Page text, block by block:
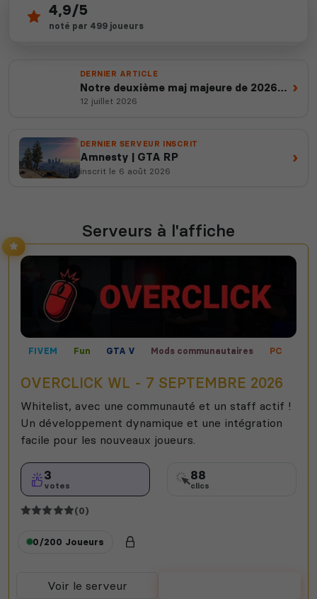
585
serveurs actifs
depuis 2012
4,9/5
noté par 499 joueurs
DERNIER ARTICLE
Notre deuxième maj majeure de 2026
est en ligne
12 juillet 2026
›
DERNIER SERVEUR INSCRIT
Amnesty | GTA RP
inscrit le 6 août 2026
›
Serveurs à l'affiche
FIVEM Fun GTA V Mods communautaires
PC
OVERCLICK WL - 7 SEPTEMBRE 2026
Whitelist, avec une communauté et un staff actif !
Un développement dynamique et une intégration
facile pour les nouveaux joueurs.
3
votes
88
clics
(0)
0/200 Joueurs
Voir le serveur